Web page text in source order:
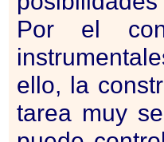
Por el
ello, la
tarea muy